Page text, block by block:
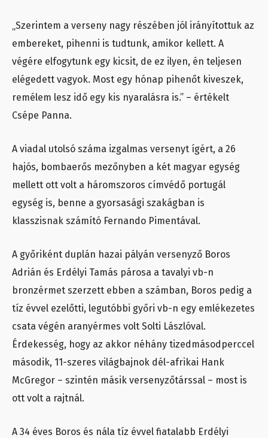
„Szerintem a verseny nagy részében jól irányítottuk az
embereket, pihenni is tudtunk, amikor kellett. A
végére elfogytunk egy kicsit, de ez ilyen, én teljesen
elégedett vagyok. Most egy hónap pihenőt kiveszek,
remélem lesz idő egy kis nyaralásra is.” – értékelt
Csépe Panna.
A viadal utolsó száma izgalmas versenyt ígért, a 26
hajós, bombaerős mezőnyben a két magyar egység
mellett ott volt a háromszoros címvédő portugál
egység is, benne a gyorsasági szakágban is
klasszisnak számító Fernando Pimentával.
A győriként duplán hazai pályán versenyző Boros
Adrián és Erdélyi Tamás párosa a tavalyi vb-n
bronzérmet szerzett ebben a számban, Boros pedig a
tíz évvel ezelőtti, legutóbbi győri vb-n egy emlékezetes
csata végén aranyérmes volt Solti Lászlóval.
Érdekesség, hogy az akkor néhány tizedmásodperccel
második, 11-szeres világbajnok dél-afrikai Hank
McGregor – szintén másik versenyzőtárssal – most is
ott volt a rajtnál.
A 34 éves Boros és nála tíz évvel fiatalabb Erdélyi